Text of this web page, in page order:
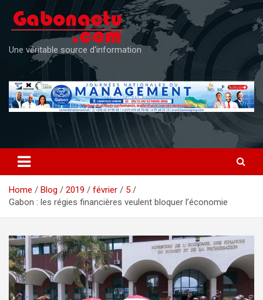
content
Une véritable source d'information
Home Blog 2019 février
5
Gabon : les régies financières veulent bloquer l’économie